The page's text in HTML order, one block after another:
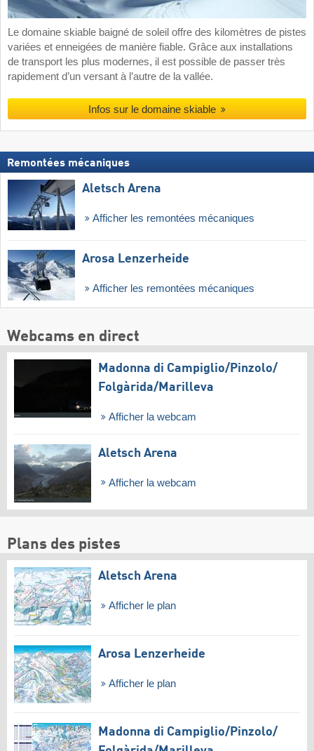
Le domaine skiable baigné de soleil offre des kilomètres de pistes
variées et enneigées de manière fiable. Grâce aux installations
de transport les plus modernes, il est possible de passer très
rapidement d’un versant à l’autre de la vallée.
Infos sur le domaine skiable
Remontées mécaniques
Aletsch Arena
Afficher les remontées mécaniques
Arosa Lenzerheide
Afficher les remontées mécaniques
Webcams en direct
Madonna di Campiglio/​Pinzolo/​
Folgàrida/​Marilleva
Afficher la webcam
Aletsch Arena
Afficher la webcam
Plans des pistes
Aletsch Arena
Afficher le plan
Arosa Lenzerheide
Afficher le plan
Madonna di Campiglio/​Pinzolo/​